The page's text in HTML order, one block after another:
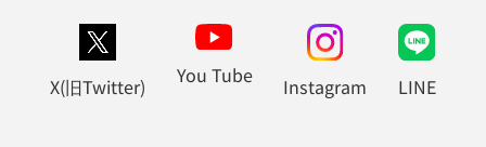
X(旧Twitter) You Tube Instagram LINE